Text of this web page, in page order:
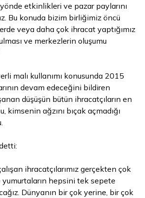
etkinlikleri ve pazar paylarını
Bu konuda bizim birliğimiz öncü
veya daha çok ihracat yaptığımız
ve merkezlerin oluşumu
malı kullanımı konusunda 2015
devam edeceğini bildiren
düşüşün bütün ihracatçıların en
kimsenin ağzını bıçak açmadığı
ihracatçılarımız gerçekten çok
yumurtaların hepsini tek sepete
Dünyanın bir çok yerine, bir çok